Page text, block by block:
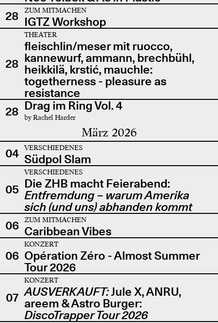
28
ZUM MITMACHEN
IGTZ Workshop
28
THEATER
fleischlin/meser mit ruocco,
kannewurf, ammann, brechbühl,
heikkilä, krstić, mauchle:
togetherness - pleasure as
resistance
28 Drag im Ring Vol. 4
by Rachel Harder
März 2026
04 VERSCHIEDENES
Südpol Slam
05
VERSCHIEDENES
Die ZHB macht Feierabend:
Entfremdung – warum Amerika
sich (und uns) abhanden kommt
06
ZUM MITMACHEN
Caribbean Vibes
06
KONZERT
Opération Zéro - Almost Summer
Tour 2026
07
KONZERT
AUSVERKAUFT:Jule X, ANRU,
areem & Astro Burger:
DiscoTrapper Tour 2026